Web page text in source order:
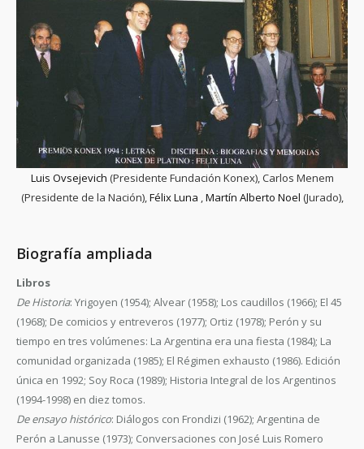
Luis Ovsejevich (Presidente Fundación Konex), Carlos Menem
(Presidente de la Nación),Félix Luna ,Martín Alberto Noel (Jurado),
Biografía ampliada
Libros
De Historia: Yrigoyen (1954); Alvear (1958); Los caudillos (1966); El 45
(1968); De comicios y entreveros (1977); Ortiz (1978); Perón y su
tiempo en tres volúmenes: La Argentina era una fiesta (1984); La
comunidad organizada (1985); El Régimen exhausto (1986). Edición
única en 1992; Soy Roca (1989); Historia Integral de los Argentinos
(1994-1998) en diez tomos.
De ensayo histórico: Diálogos con Frondizi (1962); Argentina de
Perón a Lanusse (1973); Conversaciones con José Luis Romero